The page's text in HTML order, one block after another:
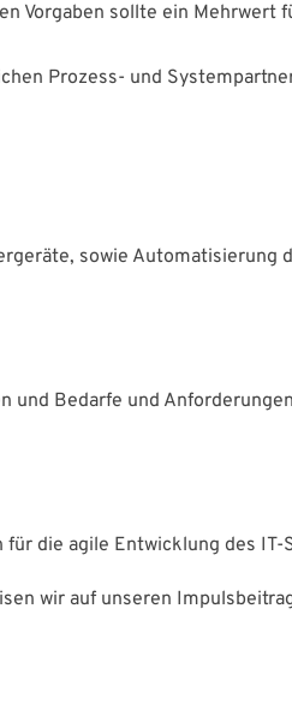
Vorgaben sollte ein Mehrwert
Prozess- und
sowie Automatisierung
und Bedarfe und
die agile Entwicklung des IT-
wir auf unseren
Impulse
Die
steht in